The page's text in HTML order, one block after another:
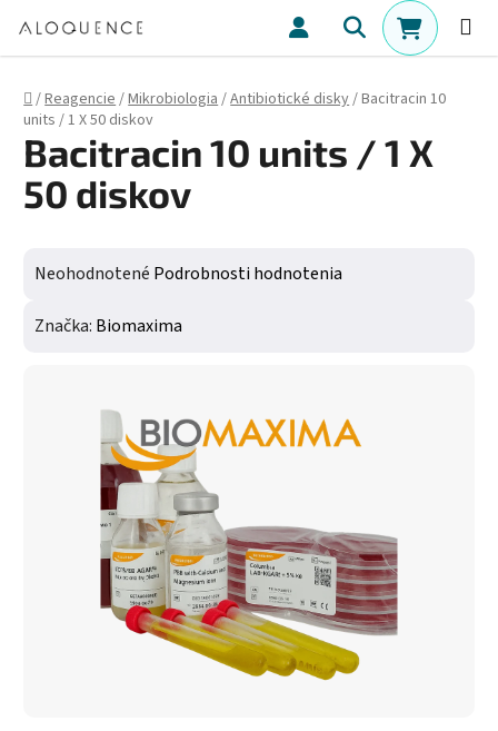
Hľadať
Domov
/Reagencie/Mikrobiologia/Antibiotické disky/Bacitracin 10
units / 1 X 50 diskov
Bacitracin 10 units / 1 X
50 diskov
Priemerné hodnotenie produktu je 0,0 z 5 hviezdičiek.
Neohodnotené Podrobnosti hodnotenia
Značka: Biomaxima